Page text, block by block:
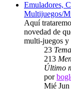
Emuladores,
Multijuegos/
Aquí
novedad de
multi-juegos y
23
213
Último
por
Mié